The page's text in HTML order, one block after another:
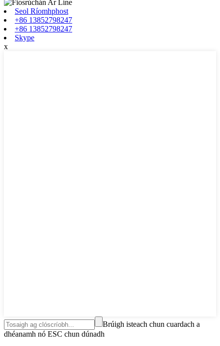
Seol Ríomhphost
+86 13852798247
+86 13852798247
Skype
x
Brúigh isteach chun cuardach a
dhéanamh nó ESC chun dúnadh